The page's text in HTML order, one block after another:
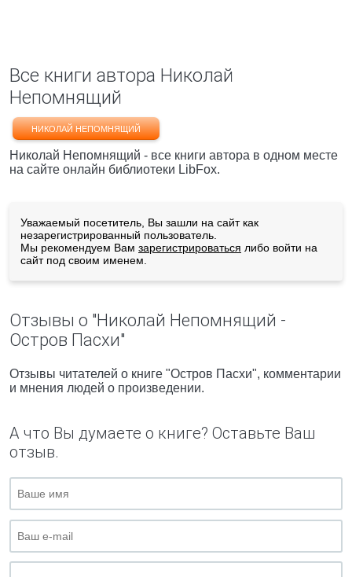
Все книги автора Николай
Непомнящий
НИКОЛАЙ НЕПОМНЯЩИЙ
Николай Непомнящий - все книги автора в одном месте
на сайте онлайн библиотеки LibFox.
Уважаемый посетитель, Вы зашли на сайт как
незарегистрированный пользователь.
Мы рекомендуем Вам зарегистрироваться либо войти на
сайт под своим именем.
Отзывы о "Николай Непомнящий -
Остров Пасхи"
Отзывы читателей о книге "Остров Пасхи", комментарии
и мнения людей о произведении.
А что Вы думаете о книге? Оставьте Ваш
отзыв.